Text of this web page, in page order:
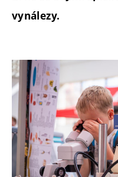
vynálezy.